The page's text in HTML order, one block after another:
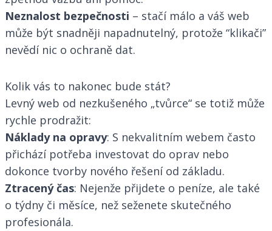
Neznalost bezpečnosti – stačí málo a váš web
může být snadněji napadnutelný, protože “klikači”
nevědí nic o ochraně dat.
Kolik vás to nakonec bude stát?
Levný web od nezkušeného „tvůrce“ se totiž může
rychle prodražit:
Náklady na opravy: S nekvalitním webem často
přichází potřeba investovat do oprav nebo
dokonce tvorby nového řešení od základu.
Ztracený čas: Nejenže přijdete o peníze, ale také
o týdny či měsíce, než seženete skutečného
profesionála.